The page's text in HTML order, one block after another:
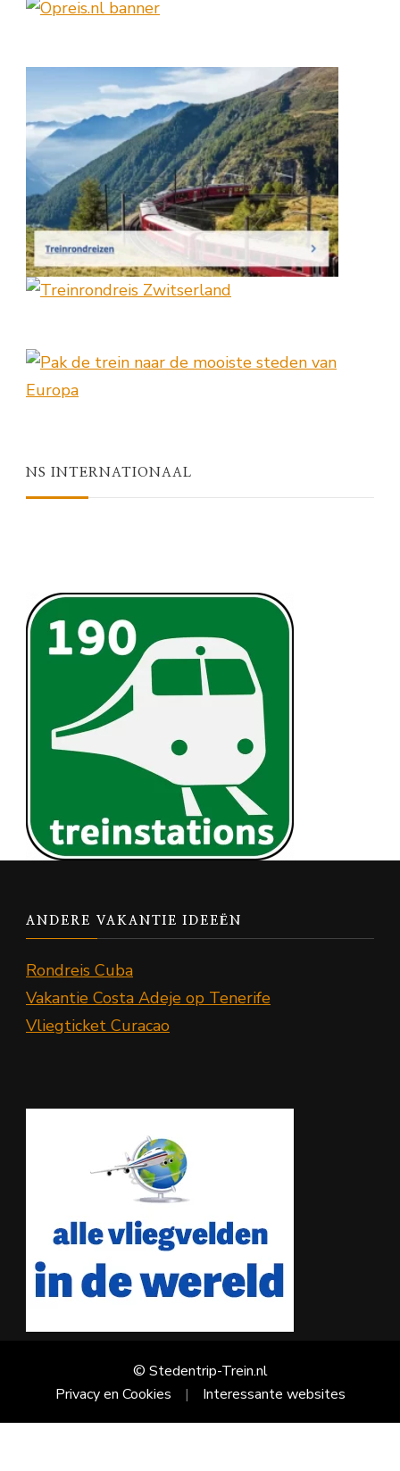
NS INTERNATIONAAL
ANDERE VAKANTIE IDEEËN
Rondreis Cuba
Vakantie Costa Adeje op Tenerife
Vliegticket Curacao
© Stedentrip-Trein.nl
Privacy en Cookies
Interessante websites